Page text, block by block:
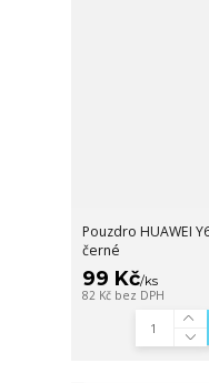
Pouzdro HUAWEI
černé
99 Kč/ks
82 Kč bez DPH